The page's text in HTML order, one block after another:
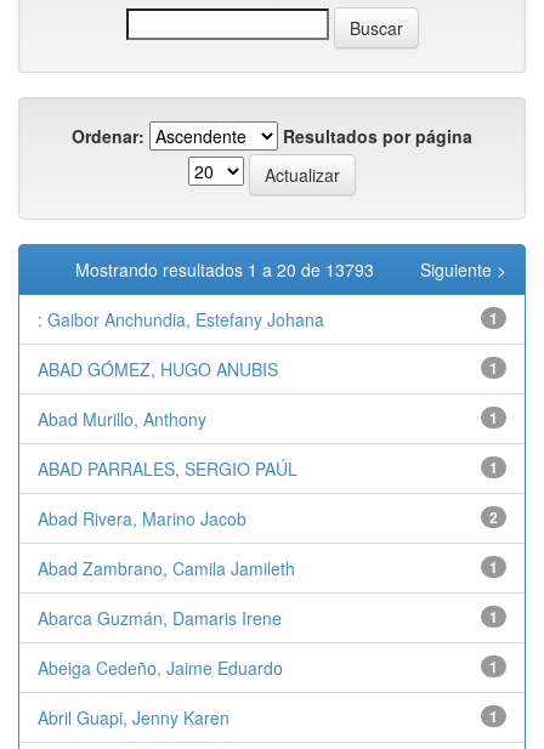
Ordenar: Resultados por página
Mostrando resultados 1 a 20 de 13793 Siguiente >
: Gaibor Anchundia, Estefany Johana 1
ABAD GÓMEZ, HUGO ANUBIS 1
Abad Murillo, Anthony 1
ABAD PARRALES, SERGIO PAÚL 1
Abad Rivera, Marino Jacob 2
Abad Zambrano, Camila Jamileth 1
Abarca Guzmán, Damaris Irene 1
Abeiga Cedeño, Jaime Eduardo 1
Abril Guapi, Jenny Karen 1